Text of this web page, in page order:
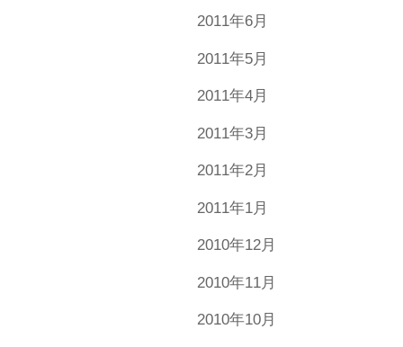
2011年6月
2011年5月
2011年4月
2011年3月
2011年2月
2011年1月
2010年12月
2010年11月
2010年10月